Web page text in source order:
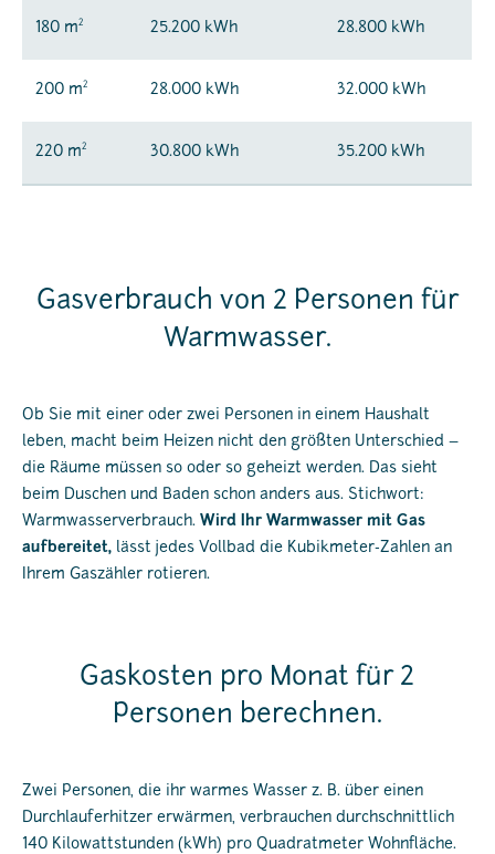
180 m2 25.200 kWh 28.800 kWh
200 m2 28.000 kWh 32.000 kWh
220 m2 30.800 kWh 35.200 kWh
Gasverbrauch von 2 Personen für
Warmwasser.
Ob Sie mit einer oder zwei Personen in einem Haushalt
leben, macht beim Heizen nicht den größten Unterschied –
die Räume müssen so oder so geheizt werden. Das sieht
beim Duschen und Baden schon anders aus. Stichwort:
Warmwasserverbrauch. Wird Ihr Warmwasser mit Gas
aufbereitet, lässt jedes Vollbad die Kubikmeter-Zahlen an
Ihrem Gaszähler rotieren.
Gaskosten pro Monat für 2
Personen berechnen.
Zwei Personen, die ihr warmes Wasser z. B. über einen
Durchlauferhitzer erwärmen, verbrauchen durchschnittlich
140 Kilowattstunden (kWh) pro Quadratmeter Wohnfläche.